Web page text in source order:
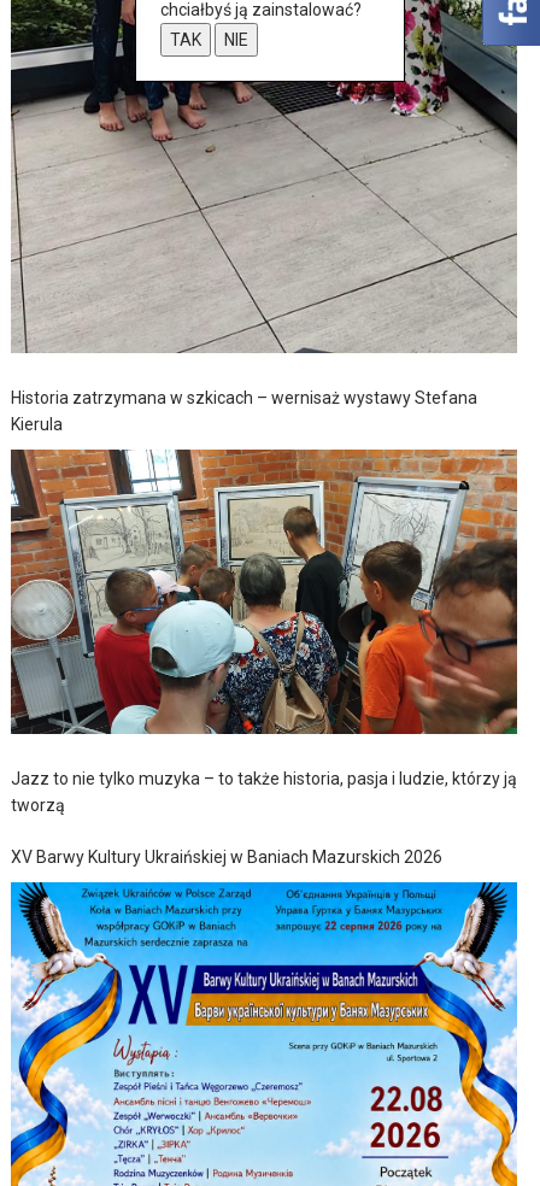
Historia zatrzymana w szkicach – wernisaż wystawy Stefana
Kierula
Jazz to nie tylko muzyka – to także historia, pasja i ludzie, którzy ją
tworzą
XV Barwy Kultury Ukraińskiej w Baniach Mazurskich 2026
chciałbyś ją zainstalować?
TAK
NIE